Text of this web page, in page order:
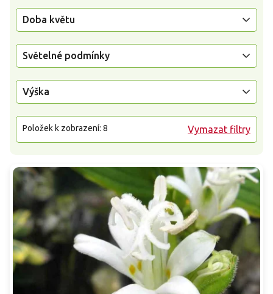
Doba květu
Světelné podmínky
Výška
Vymazat filtry
Položek k zobrazení: 8